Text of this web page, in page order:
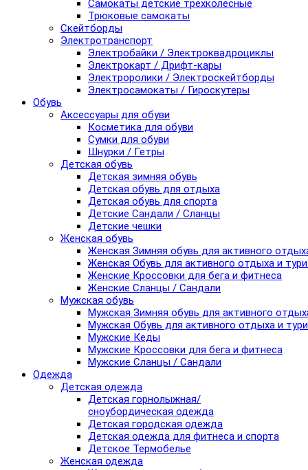
Самокаты детские трехколесные
Трюковые самокаты
Скейтборды
Электротранспорт
Электробайки / Электроквадроциклы
Электрокарт / Дрифт-кары
Электроролики / Электроскейтборды
Электросамокаты / Гироскутеры
Обувь
Аксессуары для обуви
Косметика для обуви
Сумки для обуви
Шнурки / Гетры
Детская обувь
Детская зимняя обувь
Детская обувь для отдыха
Детская обувь для спорта
Детские Сандали / Сланцы
Детские чешки
Женская обувь
Женская Зимняя обувь для активного
Женская Обувь для активного отдыха и
Женские Кроссовки для бега и фитнеса
Женские Сланцы / Сандали
Мужская обувь
Мужская Зимняя обувь для активного
Мужская Обувь для активного отдыха и
Мужские Кеды
Мужские Кроссовки для бега и фитнеса
Мужские Сланцы / Сандали
Одежда
Детская одежда
Детская горнолыжная/
сноубордическая одежда
Детская городская одежда
Детская одежда для фитнеса и спорта
Детское Термобелье
Женская одежда